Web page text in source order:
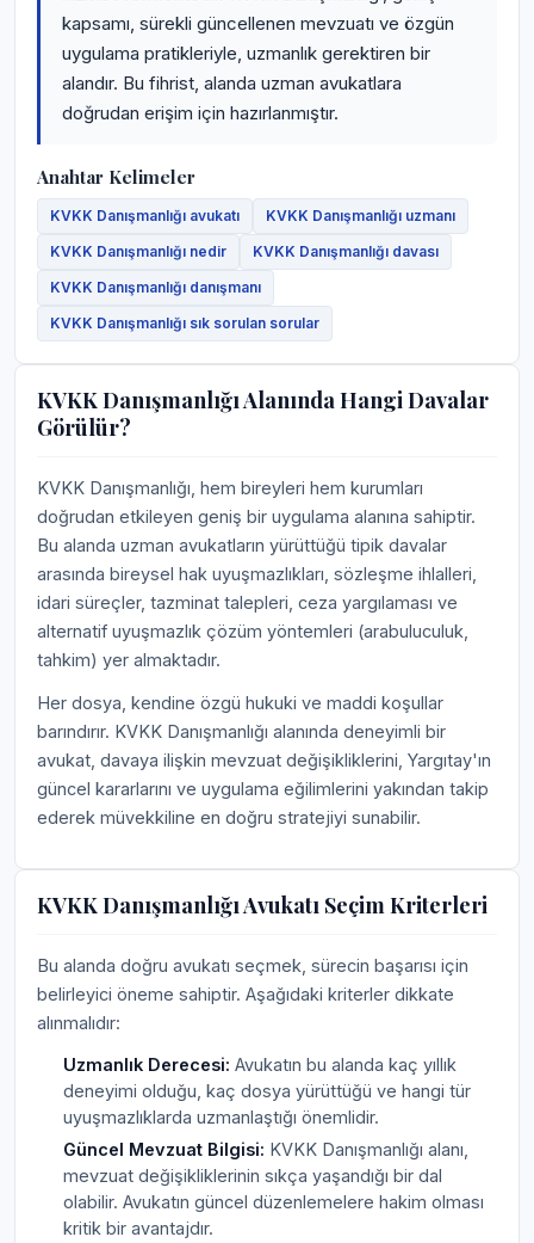
kapsamı, sürekli güncellenen mevzuatı ve özgün
uygulama pratikleriyle, uzmanlık gerektiren bir
alandır. Bu fihrist, alanda uzman avukatlara
doğrudan erişim için hazırlanmıştır.
Anahtar Kelimeler
KVKK Danışmanlığı avukatı
KVKK Danışmanlığı uzmanı
KVKK Danışmanlığı nedir
KVKK Danışmanlığı davası
KVKK Danışmanlığı danışmanı
KVKK Danışmanlığı sık sorulan sorular
KVKK Danışmanlığı Alanında Hangi Davalar
Görülür?
KVKK Danışmanlığı, hem bireyleri hem kurumları
doğrudan etkileyen geniş bir uygulama alanına sahiptir.
Bu alanda uzman avukatların yürüttüğü tipik davalar
arasında bireysel hak uyuşmazlıkları, sözleşme ihlalleri,
idari süreçler, tazminat talepleri, ceza yargılaması ve
alternatif uyuşmazlık çözüm yöntemleri (arabuluculuk,
tahkim) yer almaktadır.
Her dosya, kendine özgü hukuki ve maddi koşullar
barındırır. KVKK Danışmanlığı alanında deneyimli bir
avukat, davaya ilişkin mevzuat değişikliklerini, Yargıtay'ın
güncel kararlarını ve uygulama eğilimlerini yakından takip
ederek müvekkiline en doğru stratejiyi sunabilir.
KVKK Danışmanlığı Avukatı Seçim Kriterleri
Bu alanda doğru avukatı seçmek, sürecin başarısı için
belirleyici öneme sahiptir. Aşağıdaki kriterler dikkate
alınmalıdır:
Uzmanlık Derecesi: Avukatın bu alanda kaç yıllık
deneyimi olduğu, kaç dosya yürüttüğü ve hangi tür
uyuşmazlıklarda uzmanlaştığı önemlidir.
Güncel Mevzuat Bilgisi: KVKK Danışmanlığı alanı,
mevzuat değişikliklerinin sıkça yaşandığı bir dal
olabilir. Avukatın güncel düzenlemelere hakim olması
kritik bir avantajdır.